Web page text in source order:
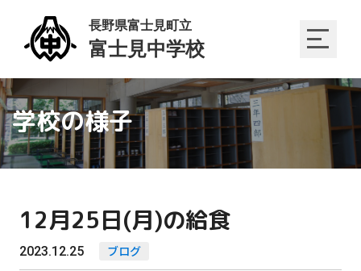
学校の様子
12月25日(月)の給食
2023.12.25 ブログ